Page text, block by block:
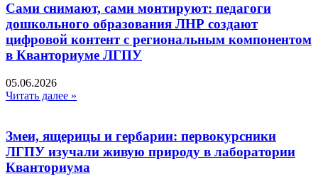
Сами снимают, сами монтируют: педагоги
дошкольного образования ЛНР создают
цифровой контент с региональным компонентом
в Кванториуме ЛГПУ​
05.06.2026
Читать далее »
Змеи, ящерицы и гербарии: первокурсники
ЛГПУ изучали живую природу в лаборатории
Кванториума